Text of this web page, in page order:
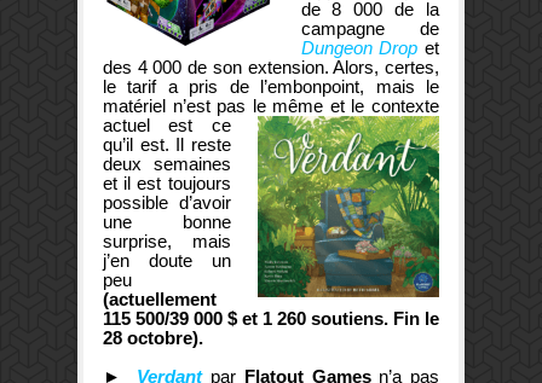
de 8 000 de la
campagne de
Dungeon Drop et
des 4 000 de son extension. Alors, certes,
le tarif a pris de l’embonpoint, mais le
matériel n’est pas le même et le contexte
actuel est ce
qu’il est. Il reste
deux semaines
et il est toujours
possible d’avoir
une bonne
surprise, mais
j’en doute un
peu
(actuellement
115 500/39 000 $ et 1 260 soutiens. Fin le
28 octobre).
►
Verdantpar Flatout Gamesn’a pas